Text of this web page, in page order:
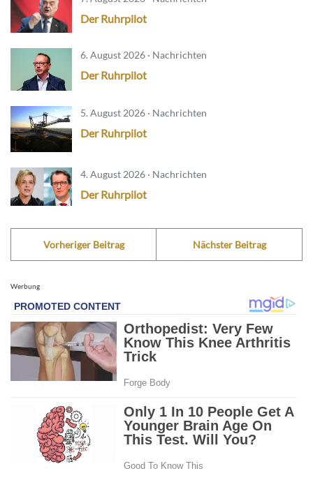
Der Ruhrpilot
6. August 2026 · Nachrichten
Der Ruhrpilot
5. August 2026 · Nachrichten
Der Ruhrpilot
4. August 2026 · Nachrichten
Der Ruhrpilot
Vorheriger Beitrag Nächster Beitrag
Werbung